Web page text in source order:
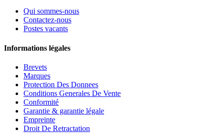
Qui sommes-nous
Contactez-nous
Postes vacants
Informations légales
Brevets
Marques
Protection Des Donnees
Conditions Generales De Vente
Conformité
Garantie & garantie légale
Empreinte
Droit De Retractation